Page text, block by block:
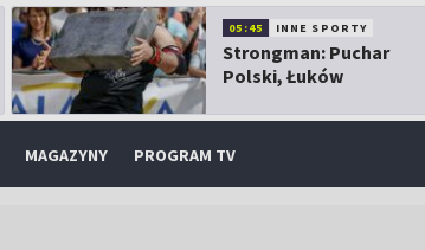
05:45 INNE SPORTY
Strongman: Puchar
Polski, Łuków
MAGAZYNY PROGRAM TV